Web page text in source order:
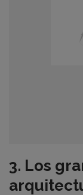
3. Los